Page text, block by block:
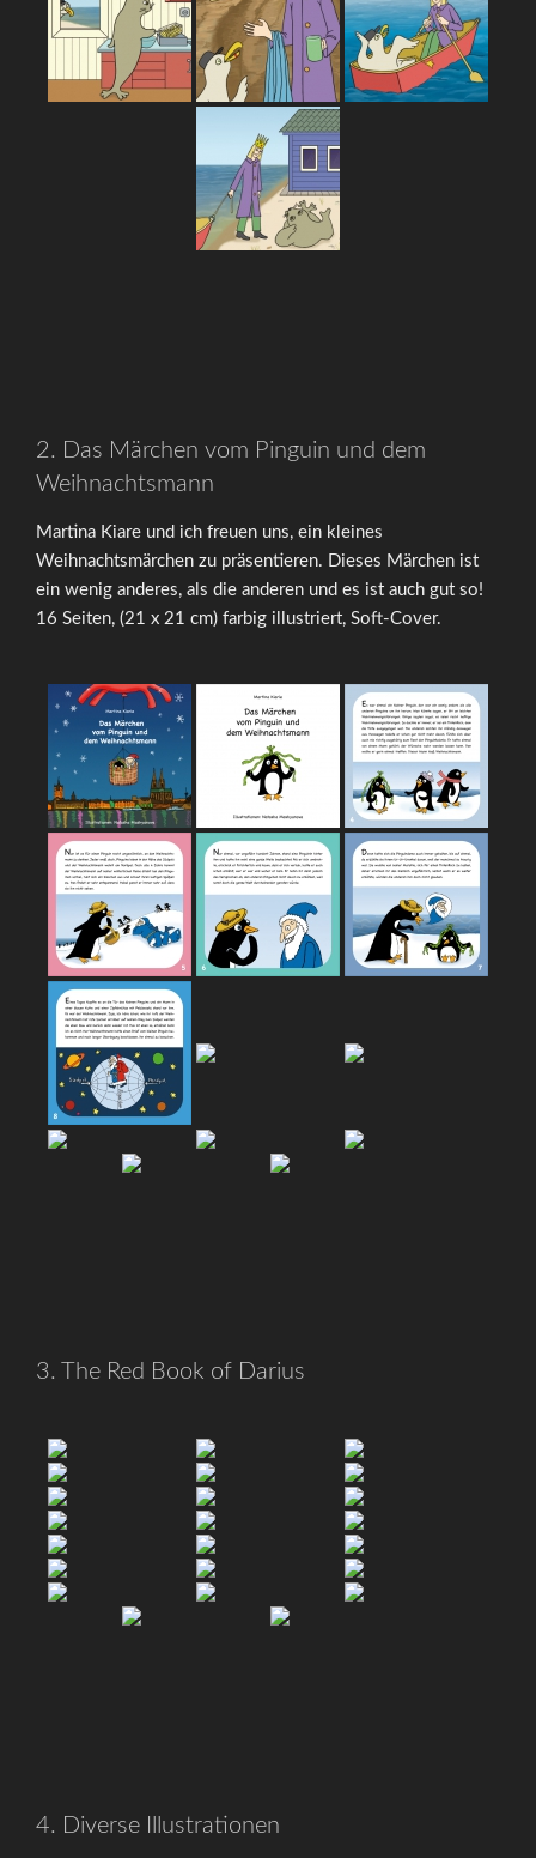
2. Das Märchen vom Pinguin und dem
Weihnachtsmann
Martina Kiare und ich freuen uns, ein kleines
Weihnachtsmärchen zu präsentieren. Dieses Märchen ist
ein wenig anderes, als die anderen und es ist auch gut so!
16 Seiten, (21 x 21 cm) farbig illustriert, Soft-Cover.
3. The Red Book of Darius
4. Diverse Illustrationen